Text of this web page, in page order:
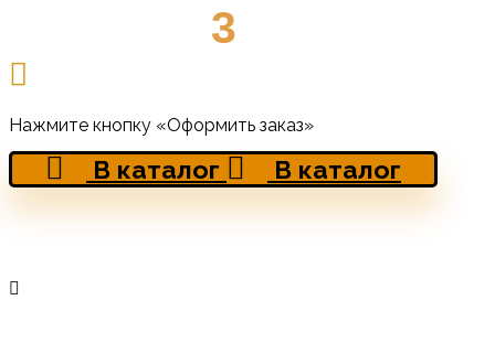
3
Нажмите кнопку «Оформить заказ»
В каталог В каталог